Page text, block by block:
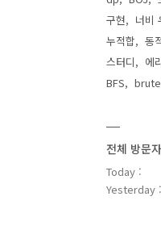
구현
너비
누적합
동
스터디
에
BFS
전체 방문자
Today :
Yesterday :